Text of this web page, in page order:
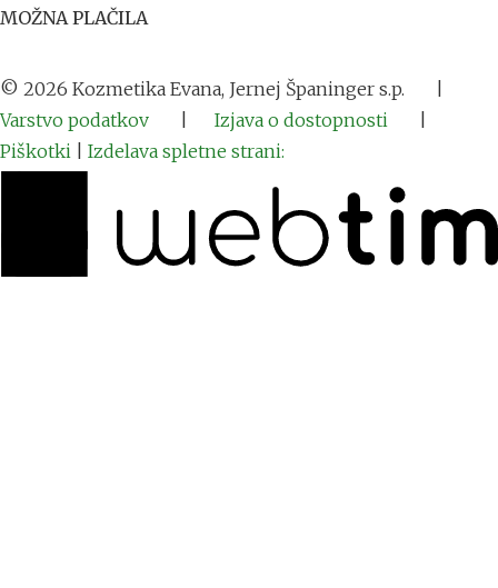
MOŽNA PLAČILA
© 2026 Kozmetika Evana, Jernej Španinger s.p.
Varstvo podatkov
Izjava o dostopnosti
Piškotki
Izdelava spletne strani: